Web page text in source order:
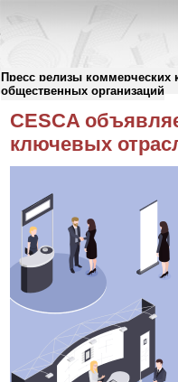
Пресс релизы коммерческих
общественных организаций
Пресс-релизы//
CESCA
ключевых